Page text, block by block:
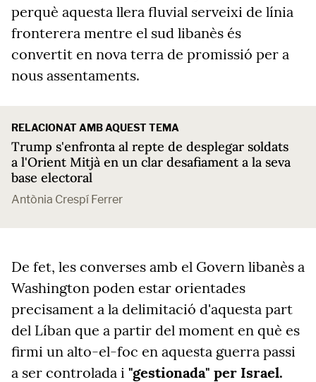
perquè aquesta llera fluvial serveixi de línia
fronterera mentre el sud libanès és
convertit en nova terra de promissió per a
nous assentaments.
RELACIONAT AMB AQUEST TEMA
Trump s'enfronta al repte de desplegar soldats
a l'Orient Mitjà en un clar desafiament a la seva
base electoral
Antònia Crespí Ferrer
De fet, les converses amb el Govern libanès a
Washington poden estar orientades
precisament a la delimitació d'aquesta part
del Líban que a partir del moment en què es
firmi un alto-el-foc en aquesta guerra passi
a ser controlada i "gestionada" per Israel.